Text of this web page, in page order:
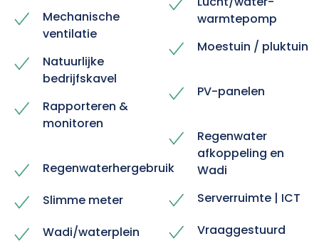
warmtepomp
Mechanische
ventilatie
Moestuin / pluktuin
Natuurlijke
bedrijfskavel
PV-panelen
Rapporteren &
monitoren
Regenwater
afkoppeling en
Wadi
Regenwaterhergebruik
Serverruimte | ICT
Slimme meter
Vraaggestuurd
Wadi/waterplein